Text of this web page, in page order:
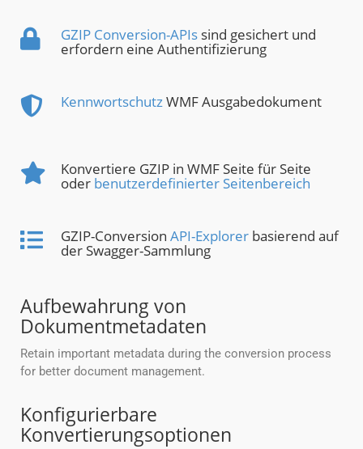
GZIP Conversion-APIs sind gesichert und
erfordern eine Authentifizierung
KennwortschutzWMF Ausgabedokument
Konvertiere GZIP in WMF Seite für Seite
oder benutzerdefinierter Seitenbereich
GZIP-Conversion API-Explorer basierend auf
der Swagger-Sammlung
Aufbewahrung von
Dokumentmetadaten
Retain important metadata during the conversion process
for better document management.
Konfigurierbare
Konvertierungsoptionen